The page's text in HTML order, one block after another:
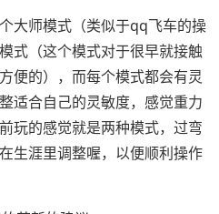
大师模式（类似于qq飞车的操
式（这个模式对于很早就接触
便的），而每个模式都会有灵
适合自己的灵敏度，感觉重力
玩的感觉就是两种模式，过弯
生涯里调整喔，以便顺利操作